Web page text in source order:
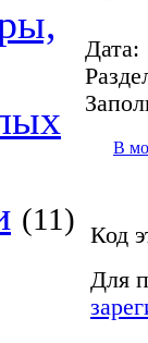
(11)
Дата:
В
Код
Для